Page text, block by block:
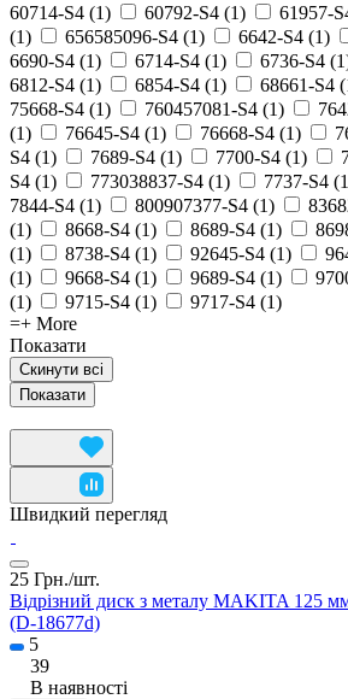
60714-S4 (1) 60792-S4 (1) 61957-
(1) 656585096-S4 (1) 6642-S4 (1)
6690-S4 (1) 6714-S4 (1) 6736-S4 (1
6812-S4 (1) 6854-S4 (1) 68661-S4 (
75668-S4 (1) 760457081-S4 (1)
(1) 76645-S4 (1) 76668-S4 (1)
S4 (1) 7689-S4 (1) 7700-S4 (1)
S4 (1) 773038837-S4 (1) 7737-S4 (1
7844-S4 (1) 800907377-S4 (1)
(1) 8668-S4 (1) 8689-S4 (1)
(1) 8738-S4 (1) 92645-S4 (1)
(1) 9668-S4 (1) 9689-S4 (1)
(1) 9715-S4 (1) 9717-S4 (1)
=+ More
Показати
Скинути всі
Швидкий перегляд
25 Грн./шт.
Відрізний диск з металу MAKITA 125
(D-18677d)
5
39
В наявності